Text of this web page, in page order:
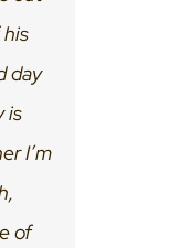
day
is
I’m
of